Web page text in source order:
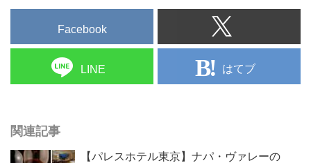
Facebook
LINE はてブ
関連記事
【パレスホテル東京】ナパ・ヴァレーの